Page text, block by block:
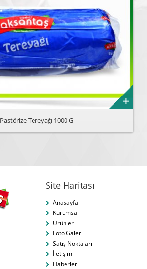
Pastörize Tereyağı 1000 G
Site Haritası
Anasayfa
Kurumsal
Ürünler
Foto Galeri
Satış Noktaları
İletişim
Haberler